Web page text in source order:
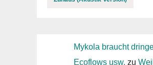
Mykola braucht
Ecoflows usw. zu